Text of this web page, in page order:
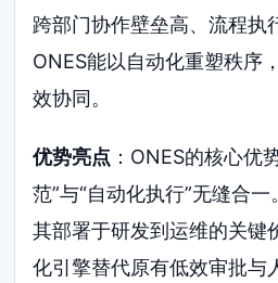
跨部门协作壁垒高、流程执
ONES能以自动化重塑秩序
效协同。
优势亮点 ：ONES的核心优
范”与“自动化执行”无缝合
其部署于研发到运维的关键
化引擎替代原有低效审批与